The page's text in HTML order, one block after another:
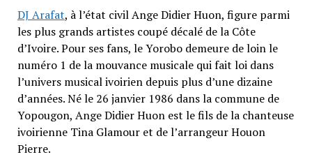
DJ Arafat, à l’état civil Ange Didier Huon, figure parmi
les plus grands artistes coupé décalé de la Côte
d’Ivoire. Pour ses fans, le Yorobo demeure de loin le
numéro 1 de la mouvance musicale qui fait loi dans
l’univers musical ivoirien depuis plus d’une dizaine
d’années. Né le 26 janvier 1986 dans la commune de
Yopougon, Ange Didier Huon est le fils de la chanteuse
ivoirienne Tina Glamour et de l’arrangeur Houon
Pierre.